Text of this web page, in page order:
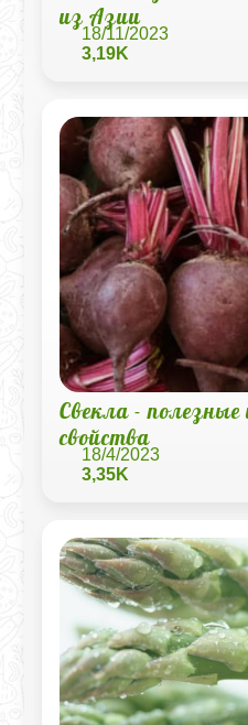
из Азии
18/11/2023
3,19K
Свекла - полезные
свойства
18/4/2023
3,35K